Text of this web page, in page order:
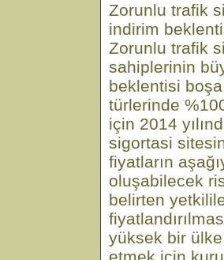
Zorunlu trafik
indirim
Zorunlu trafik
sahiplerinin
beklentisi boşa
türlerinde
için 2014
sigortasi
fiyatların
oluşabilecek
belirten
yüksek bir